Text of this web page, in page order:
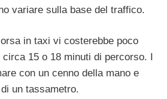
variare sulla base del traffico.
in taxi vi costerebbe poco
15 o 18 minuti di percorso. I
con un cenno della mano e
un tassametro.